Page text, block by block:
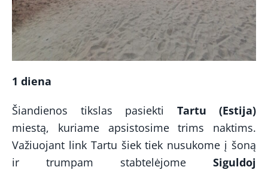
1 diena
Šiandienos tikslas pasiekti Tartu (Estija)
miestą, kuriame apsistosime trims naktims.
Važiuojant link Tartu šiek tiek nusukome į šoną
ir trumpam stabtelėjome Siguldoj